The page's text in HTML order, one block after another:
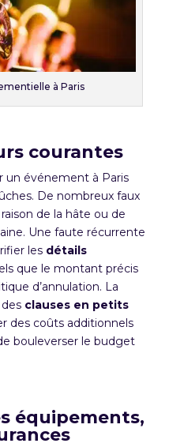
à Paris
courantes
un événement à Paris
De nombreux faux
de la hâte ou de
Une faute récurrente
les détails
que le montant précis
d’annulation. La
clauses en petits
des coûts additionnels
bouleverser le budget
équipements,